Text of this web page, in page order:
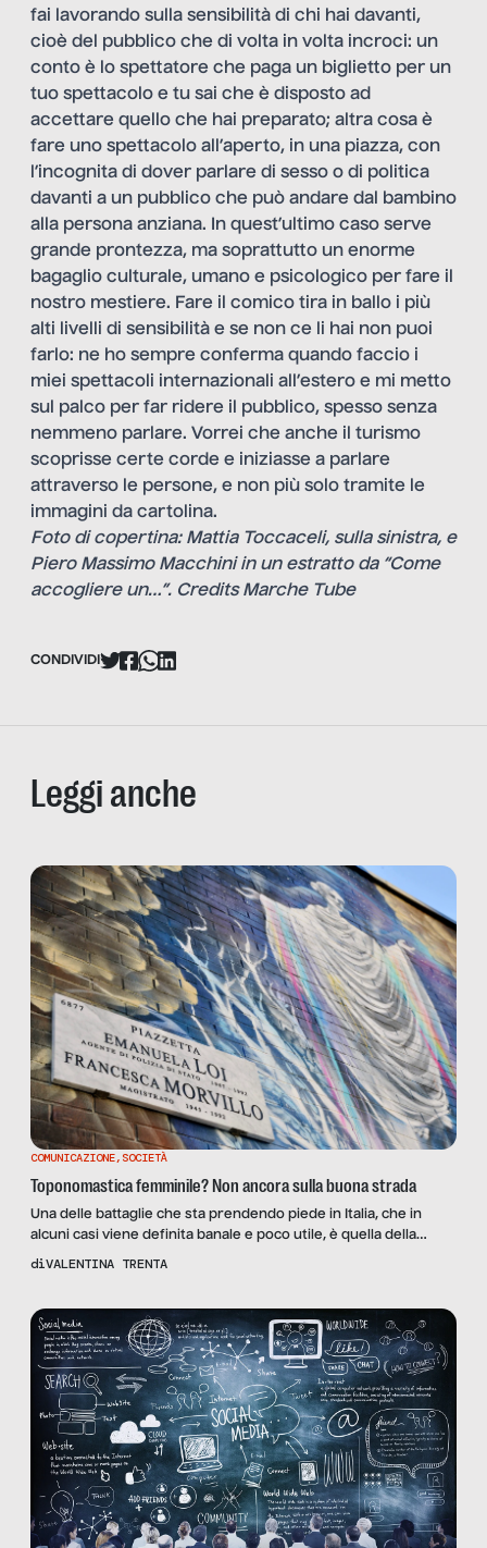
fai lavorando sulla sensibilità di chi hai davanti,
cioè del pubblico che di volta in volta incroci: un
conto è lo spettatore che paga un biglietto per un
tuo spettacolo e tu sai che è disposto ad
accettare quello che hai preparato; altra cosa è
fare uno spettacolo all’aperto, in una piazza, con
l’incognita di dover parlare di sesso o di politica
davanti a un pubblico che può andare dal bambino
alla persona anziana. In quest’ultimo caso serve
grande prontezza, ma soprattutto un enorme
bagaglio culturale, umano e psicologico per fare il
nostro mestiere. Fare il comico tira in ballo i più
alti livelli di sensibilità e se non ce li hai non puoi
farlo: ne ho sempre conferma quando faccio i
miei spettacoli internazionali all’estero e mi metto
sul palco per far ridere il pubblico, spesso senza
nemmeno parlare. Vorrei che anche il turismo
scoprisse certe corde e iniziasse a parlare
attraverso le persone, e non più solo tramite le
immagini da cartolina.
Foto di copertina: Mattia Toccaceli, sulla sinistra, e
Piero Massimo Macchini in un estratto da “Come
accogliere un…”. Credits Marche Tube
CONDIVIDI
Leggi anche
COMUNICAZIONE, SOCIETÀ
Toponomastica femminile? Non ancora sulla buona strada
Una delle battaglie che sta prendendo piede in Italia, che in
alcuni casi viene definita banale e poco utile, è quella della
toponomastica femminile. Per orientarci in questo dibattito, ho
guidata dalla presidente Maria Pia Ercolini e referente di […]
diVALENTINA TRENTA